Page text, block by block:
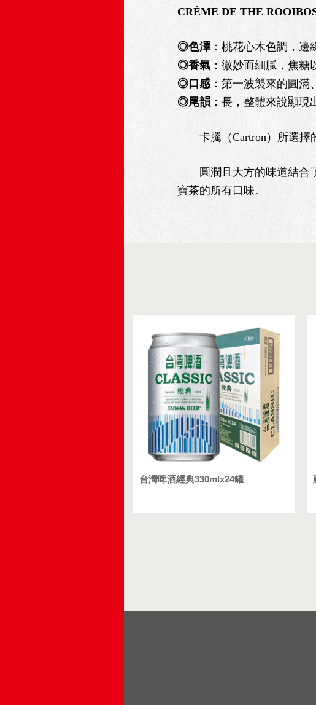
CRÈME DE THE
◎色澤：桃花心木色調，邊
◎香氣：微妙而細膩，焦糖
◎口感：第一波襲來的圓滿
◎尾韻：長，整體來說顯現
卡騰（Cartron）所選擇的
圓潤且大方的味道結合了
寶茶的所有口味。
台灣啤酒經典330mlx24罐